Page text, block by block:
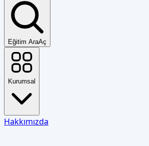
Eğitim AraAç
Kurumsal
Hakkımızda